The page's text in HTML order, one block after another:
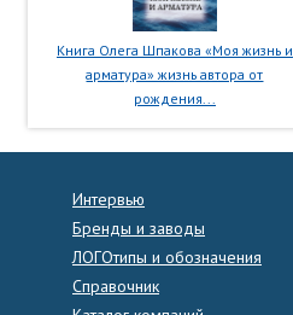
Книга Олега Шпакова «Моя жизнь и
арматура» жизнь автора от
рождения...
Интервью
Бренды и заводы
ЛОГОтипы и обозначения
Справочник